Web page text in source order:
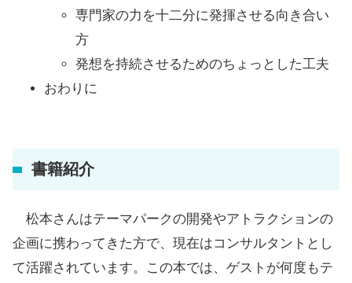
専門家の力を十二分に発揮させる向き合い
方
発想を持続させるためのちょっとした工夫
おわりに
書籍紹介
松本さんはテーマパークの開発やアトラクションの
企画に携わってきた方で、現在はコンサルタントとし
て活躍されています。この本では、ゲストが何度もテ